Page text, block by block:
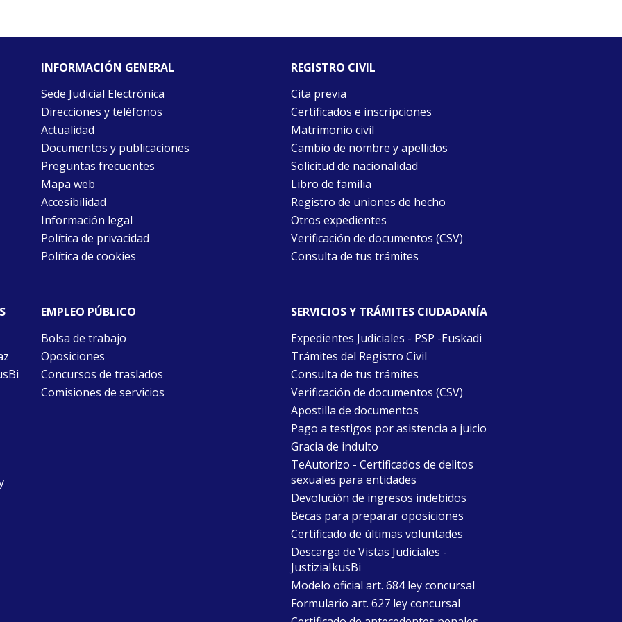
INFORMACIÓN GENERAL
Sede Judicial Electrónica
Direcciones y teléfonos
Actualidad
Documentos y publicaciones
Preguntas frecuentes
Mapa web
Accesibilidad
Información legal
Política de privacidad
Política de cookies
REGISTRO CIVIL
Cita previa
Certificados e inscripciones
Matrimonio civil
Cambio de nombre y apellidos
Solicitud de nacionalidad
Libro de familia
Registro de uniones de hecho
Otros expedientes
Verificación de documentos (CSV)
Consulta de tus trámites
EMPLEO PÚBLICO
Bolsa de trabajo
Oposiciones
Concursos de traslados
Comisiones de servicios
SERVICIOS Y TRÁMITES CIUDADANÍA
Expedientes Judiciales - PSP -Euskadi
Trámites del Registro Civil
Consulta de tus trámites
Verificación de documentos (CSV)
Apostilla de documentos
Pago a testigos por asistencia a juicio
Gracia de indulto
TeAutorizo - Certificados de delitos
sexuales para entidades
Devolución de ingresos indebidos
Becas para preparar oposiciones
Certificado de últimas voluntades
Descarga de Vistas Judiciales -
JustiziaIkusBi
Modelo oficial art. 684 ley concursal
Formulario art. 627 ley concursal